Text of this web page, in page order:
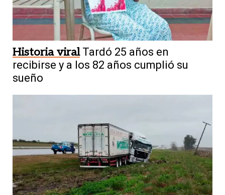
Historia viral Tardó 25 años en
recibirse y a los 82 años cumplió su
sueño